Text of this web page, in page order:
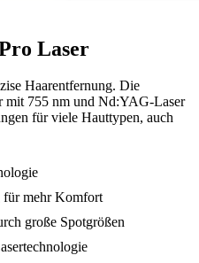
Laser
Haarentfernung. Die
mit 755 nm und Nd:YAG-Laser
für viele Hauttypen, auch
für mehr Komfort
große Spotgrößen